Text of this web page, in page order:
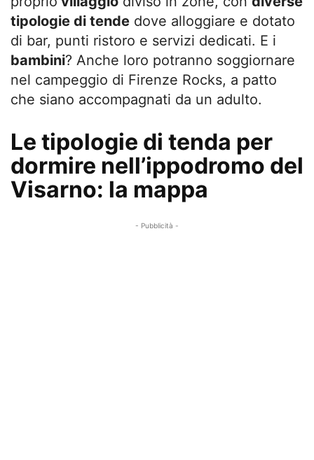
tipologie di tende dove alloggiare e dotato
di bar, punti ristoro e servizi dedicati. E i
bambini? Anche loro potranno soggiornare
nel campeggio di Firenze Rocks, a patto
che siano accompagnati da un adulto.
Le tipologie di tenda per
dormire nell’ippodromo del
Visarno: la mappa
- Pubblicità -